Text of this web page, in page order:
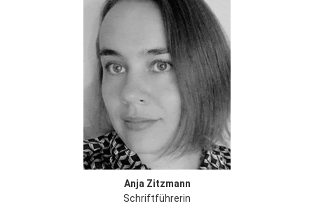
Anja Zitzmann
Schriftführerin